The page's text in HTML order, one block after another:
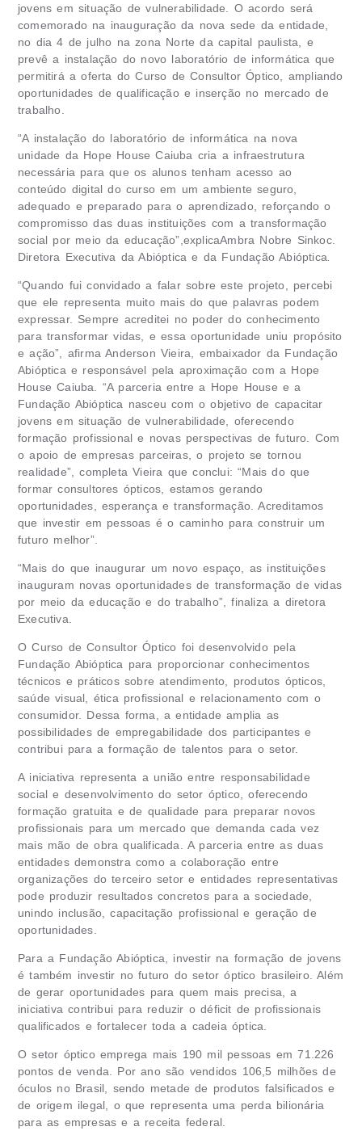
jovens em situação de vulnerabilidade. O acordo será
comemorado na inauguração da nova sede da entidade,
no dia 4 de julho na zona Norte da capital paulista, e
prevê a instalação do novo laboratório de informática que
permitirá a oferta do Curso de Consultor Óptico, ampliando
oportunidades de qualificação e inserção no mercado de
trabalho.
“A instalação do laboratório de informática na nova
unidade da Hope House Caiuba cria a infraestrutura
necessária para que os alunos tenham acesso ao
conteúdo digital do curso em um ambiente seguro,
adequado e preparado para o aprendizado, reforçando o
compromisso das duas instituições com a transformação
social por meio da educação”,explicaAmbra Nobre Sinkoc.
Diretora Executiva da Abióptica e da Fundação Abióptica
“Quando fui convidado a falar sobre este projeto, percebi
que ele representa muito mais do que palavras podem
expressar. Sempre acreditei no poder do conhecimento
para transformar vidas, e essa oportunidade uniu propósito
e ação”, afirma Anderson Vieira, embaixador da Fundação
Abióptica e responsável pela aproximação com a Hope
House Caiuba. “A parceria entre a Hope House e a
Fundação Abióptica nasceu com o objetivo de capacitar
jovens em situação de vulnerabilidade, oferecendo
formação profissional e novas perspectivas de futuro. Com
o apoio de empresas parceiras, o projeto se tornou
realidade”, completa Vieira que conclui: “Mais do que
formar consultores ópticos, estamos gerando
oportunidades, esperança e transformação. Acreditamos
que investir em pessoas é o caminho para construir um
futuro melhor”.
“Mais do que inaugurar um novo espaço, as instituições
inauguram novas oportunidades de transformação de vidas
por meio da educação e do trabalho”, finaliza a diretora
Executiva.
O Curso de Consultor Óptico foi desenvolvido pela
Fundação Abióptica para proporcionar conhecimentos
técnicos e práticos sobre atendimento, produtos ópticos,
saúde visual, ética profissional e relacionamento com o
consumidor. Dessa forma, a entidade amplia as
possibilidades de empregabilidade dos participantes e
contribui para a formação de talentos para o setor.
A iniciativa representa a união entre responsabilidade
social e desenvolvimento do setor óptico, oferecendo
formação gratuita e de qualidade para preparar novos
profissionais para um mercado que demanda cada vez
mais mão de obra qualificada. A parceria entre as duas
entidades demonstra como a colaboração entre
organizações do terceiro setor e entidades representativas
pode produzir resultados concretos para a sociedade,
unindo inclusão, capacitação profissional e geração de
oportunidades.
Para a Fundação Abióptica, investir na formação de jovens
é também investir no futuro do setor óptico brasileiro. Além
de gerar oportunidades para quem mais precisa, a
iniciativa contribui para reduzir o déficit de profissionais
qualificados e fortalecer toda a cadeia óptica.
O setor óptico emprega mais 190 mil pessoas em 71.226
pontos de venda. Por ano são vendidos 106,5 milhões de
óculos no Brasil, sendo metade de produtos falsificados e
de origem ilegal, o que representa uma perda bilionária
para as empresas e a receita federal.